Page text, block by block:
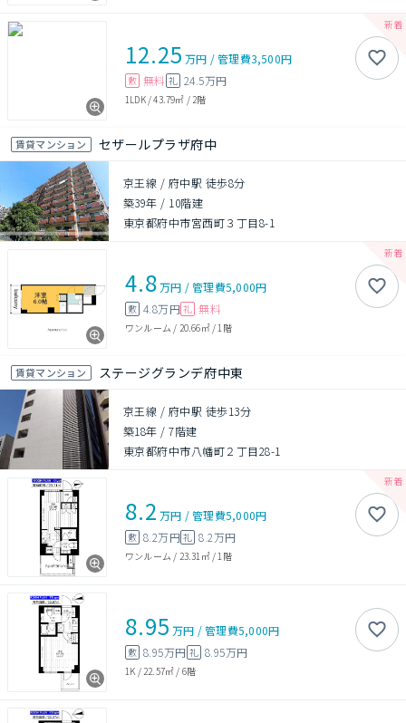
12.25 万円 /管理費3,500円
敷 無料 礼 24.5万円
1LDK/43.79㎡ / 2階
賃貸マンション セザールプラザ府中
京王線 / 府中駅 徒歩8分
築39年 / 10階建
東京都府中市宮西町３丁目8-1
4.8万円 /管理費5,000円
敷 4.8万円 礼 無料
ワンルーム / 20.66㎡/ 1階
賃貸マンション ステージグランデ府中東
京王線 / 府中駅 徒歩13分
築18年 /7階建
東京都府中市八幡町２丁目28-1
8.2 万円 /管理費5,000円
敷 8.2万円礼 8.2万円
ワンルーム / 23.31㎡/ 1階
8.95 万円 /管理費5,000円
敷 8.95万円 礼 8.95万円
1K / 22.57㎡ / 6階